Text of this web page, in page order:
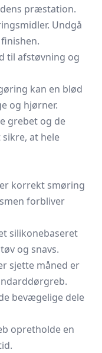
præstation.
Undgå
til afstøvning og
kan en blød
og hjørner.
grebet og de
at hele
korrekt smøring
forbliver
silikonebaseret
og snavs.
sjette måned er
bevægelige dele
opretholde en